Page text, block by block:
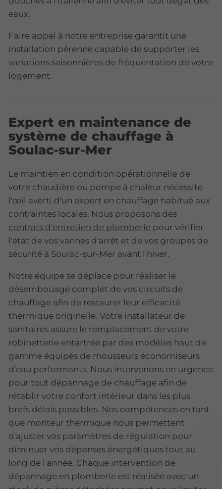
eaux.
Faire appel à notre entreprise garantit une
installation pérenne capable de supporter les
variations saisonnières de fréquentation de votre
logement.
Expert en maintenance de
système de chauffage à
Soulac-sur-Mer
Le maintien en condition opérationnelle de
votre chaudière ou pompe à chaleur nécessite
l'œil averti d'un expert en chauffage habitué aux
contraintes locales. Nous proposons des
contrats d'entretien de plomberie pour vérifier
l'état de vos vannes d'arrêt et de vos groupes de
sécurité à Soulac-sur-Mer avant l'hiver.
Notre équipe se déplace pour réaliser le
désembouage complet de vos circuits de
chauffage afin de restaurer leur efficacité
thermique originelle. Votre installateur de
sanitaires assure le remplacement de votre
robinetterie entartrée par des modèles haut de
gamme équipés de mousseurs économiseurs
d'eau performants. Nous intervenons en urgence
pour tout dépannage de chauffage afin de
rétablir votre confort intérieur dans les plus
brefs délais possibles. Nos compétences en tant
que monteur thermique nous permettent
d'ajuster vos paramètres de régulation pour
diminuer vos dépenses énergétiques tout au
long de l'année. Chaque intervention de
dépannage en plomberie est réalisée avec un